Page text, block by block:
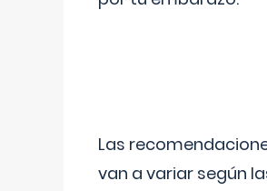
Las
van a variar según